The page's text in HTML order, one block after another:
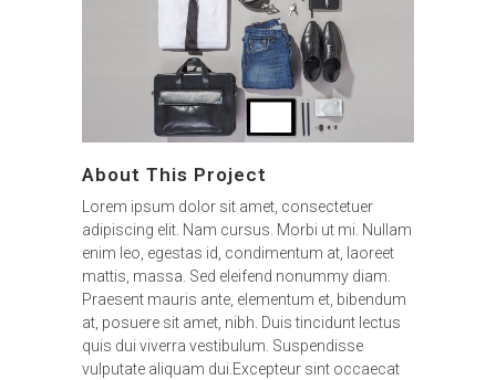
About This Project
Lorem ipsum dolor sit amet, consectetuer
adipiscing elit. Nam cursus. Morbi ut mi. Nullam
enim leo, egestas id, condimentum at, laoreet
mattis, massa. Sed eleifend nonummy diam.
Praesent mauris ante, elementum et, bibendum
at, posuere sit amet, nibh. Duis tincidunt lectus
quis dui viverra vestibulum. Suspendisse
vulputate aliquam dui.Excepteur sint occaecat